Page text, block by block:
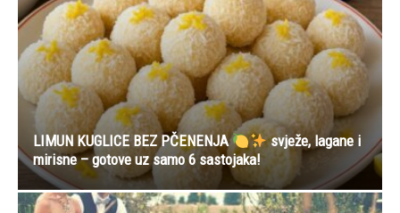
LIMUN KUGLICE BEZ PČENENJA
svježe, lagane i
mirisne – gotove uz samo 6 sastojaka!